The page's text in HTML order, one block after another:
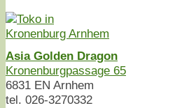
Asia Golden Dragon
Kronenburgpassage 65
6831 EN Arnhem
tel. 026-3270332